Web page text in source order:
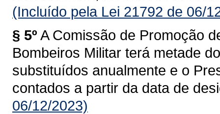
(Incluído pela Lei 21792 de 06/
§ 5º A Comissão de Promoção
Bombeiros Militar terá metade
substituídos anualmente e o
contados a partir da data de
06/12/2023)